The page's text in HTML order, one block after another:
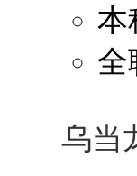
本
全
乌当